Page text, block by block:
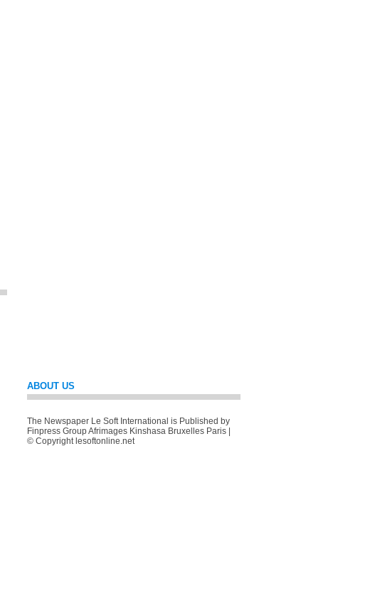
ABOUT US
The Newspaper Le Soft International is Published by
Finpress Group Afrimages Kinshasa Bruxelles Paris |
© Copyright lesoftonline.net